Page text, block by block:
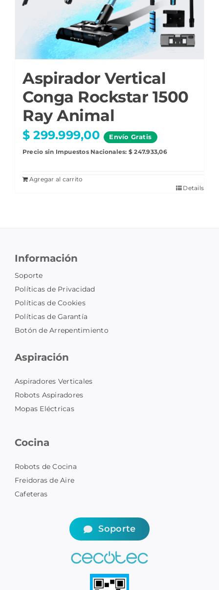
Aspirador Vertical
Conga Rockstar 1500
Ray Animal
$ 299.999,00 Envío Gratis
Precio sin Impuestos Nacionales: $ 247.933,06
Agregar al carrito
Details
Información
Soporte
Políticas de Privacidad
Políticas de Cookies
Políticas de Garantía
Botón de Arrepentimiento
Aspiración
Aspiradores Verticales
Robots Aspiradores
Mopas Eléctricas
Cocina
Robots de Cocina
Freidoras de Aire
Cafeteras
Soporte